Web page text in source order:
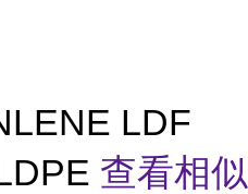
LDF
查看相似